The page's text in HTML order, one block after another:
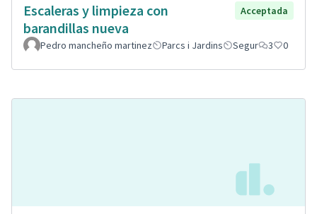
Escaleras y limpieza con
barandillas nueva
Acceptada
Pedro mancheño martinez Parcs i Jardins Segur 3 0